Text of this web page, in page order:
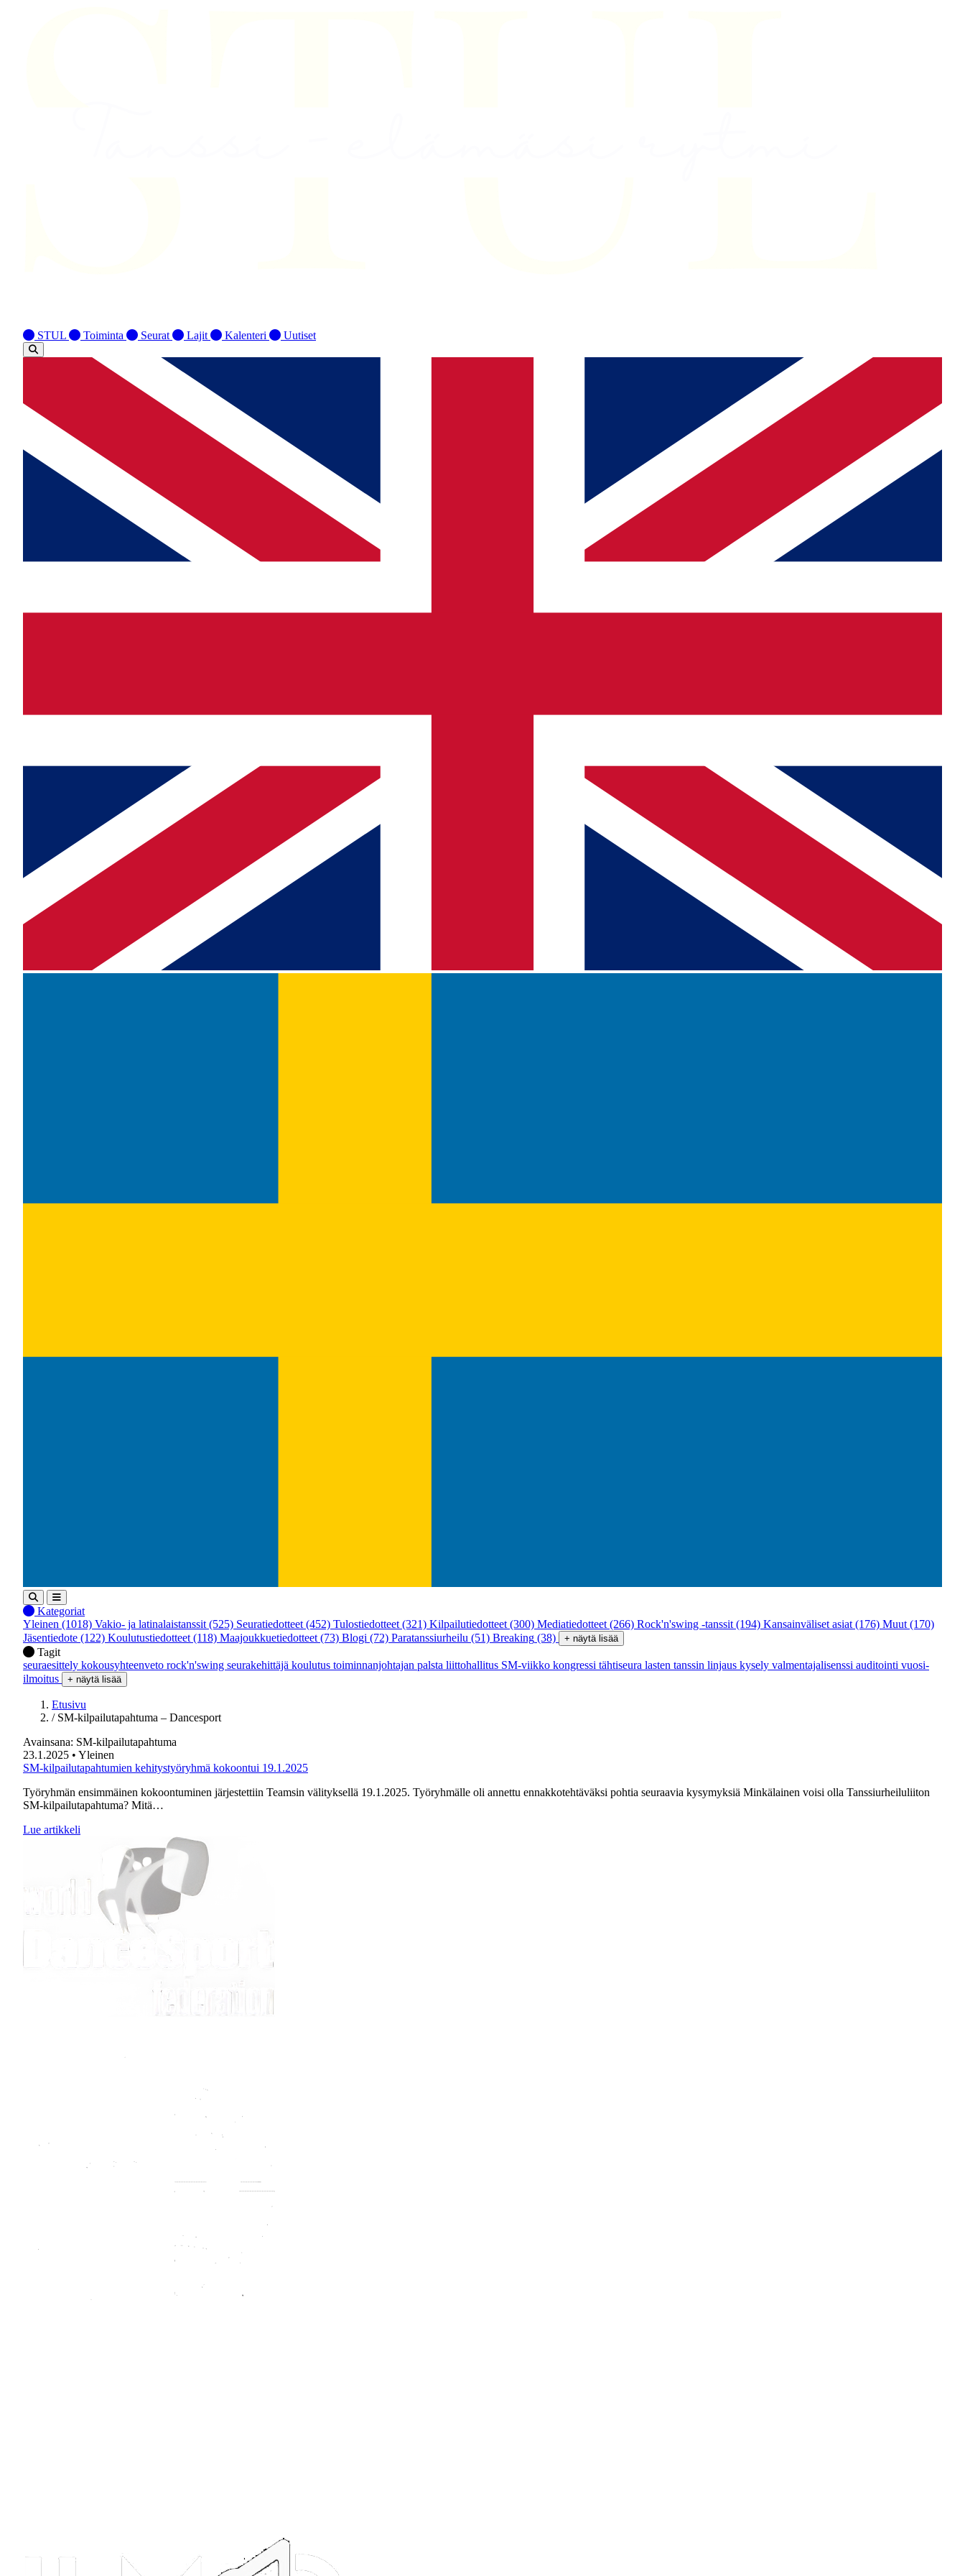
STUL Toiminta Seurat Lajit Kalenteri Uutiset
Kategoriat
Yleinen (1018) Vakio- ja latinalaistanssit (525) Seuratiedotteet (452) Tulostiedotteet (321) Kilpailutiedotteet (300) Mediatiedotteet (266) Rock'n'swing -tanssit (194) Kansainväliset asiat (176) Muut (170)
Jäsentiedote (122) Koulutustiedotteet (118) Maajoukkuetiedotteet (73) Blogi (72) Paratanssiurheilu (51) Breaking (38) + näytä lisää
Tagit
seuraesittely kokousyhteenveto rock'n'swing seurakehittäjä koulutus toiminnanjohtajan palsta liittohallitus SM-viikko kongressi tähtiseura lasten tanssin linjaus kysely valmentajalisenssi auditointi vuosi-
ilmoitus
+ näytä lisää
Etusivu
/ SM-kilpailutapahtuma – Dancesport
Avainsana: SM-kilpailutapahtuma
23.1.2025 • Yleinen
SM-kilpailutapahtumien kehitystyöryhmä kokoontui 19.1.2025
Työryhmän ensimmäinen kokoontuminen järjestettiin Teamsin välityksellä 19.1.2025. Työryhmälle oli annettu ennakkotehtäväksi pohtia seuraavia kysymyksiä Minkälainen voisi olla Tanssiurheiluliiton
SM-kilpailutapahtuma? Mitä…
Lue artikkeli